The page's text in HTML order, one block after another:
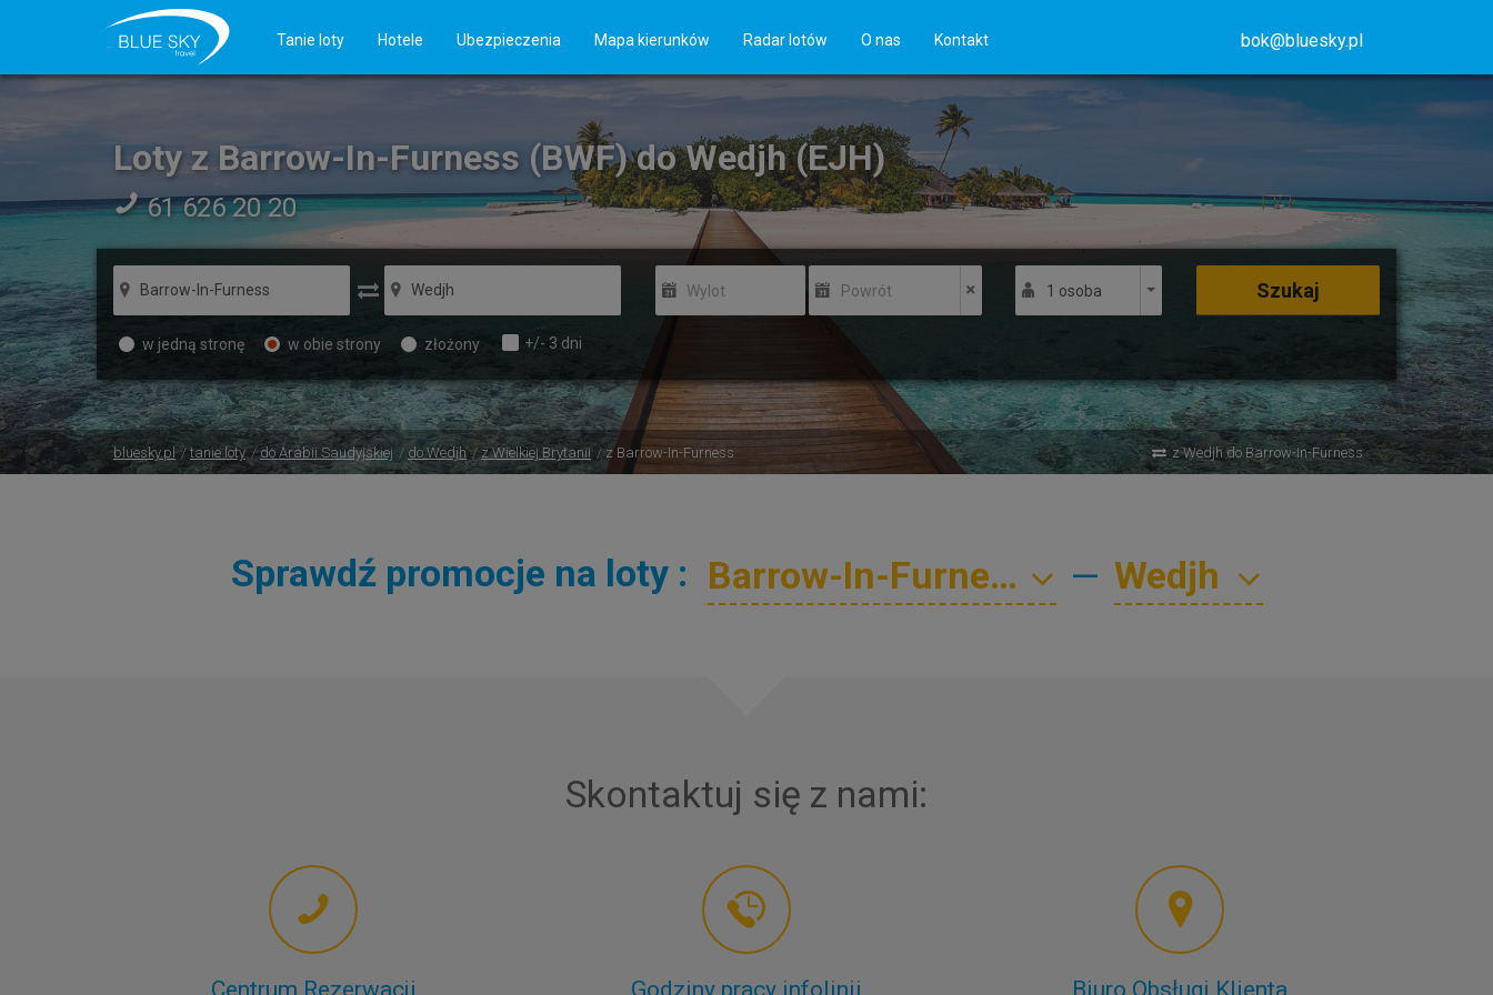
Tanie loty Hotele Ubezpieczenia Mapa kierunków Radar lotów O nas Kontakt bok@bluesky.pl
Loty z Barrow-In-Furness (BWF) do Wedjh (EJH)
61 626 20 20
Wylot Powrót 1 osoba
w jedną stronę w obie strony złożony +/- 3 dni
Szukaj
bluesky.pl tanie loty do Arabii Saudyjskiej do Wedjh z Wielkiej Brytanii z Barrow-In-Furness z Wedjh do Barrow-In-Furness
Sprawdź promocje na loty : —
Skontaktuj się z nami: